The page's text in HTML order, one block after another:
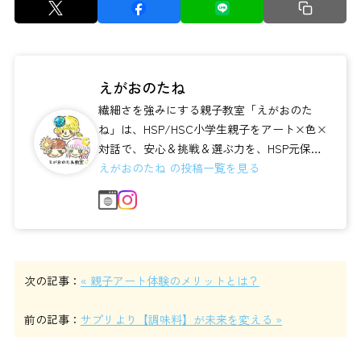
えがおのたね
繊細さを強みにする親子教室「えがおのた
ね」は、HSP/HSC小学生親子をアート×色×
対話で、安心＆挑戦＆選ぶ力を、HSP元保育
士／児童厚生員／フィーノリッケペダ...
えがおのたね の投稿一覧を見る
次の記事： « 親子アート体験のメリットとは？
前の記事： サプリより【調味料】が未来を変える »